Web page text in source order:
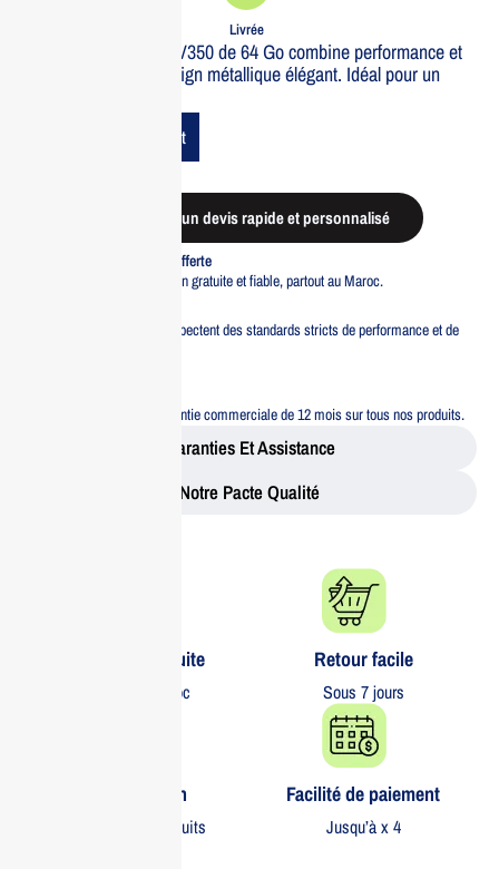
Livrée
Le clé USB ADATA UV350 de 64 Go combine performance et
durabilité dans un design métallique élégant. Idéal pour un
Add To Cart
Demander un devis rapide et personnalisé
Livraison standard offerte
Profitez d’une livraison gratuite et fiable, partout au Maroc.
Tous nos produits respectent des standards stricts de performance et de
Bénéficiez d’une garantie commerciale de 12 mois sur tous nos produits.
Garanties Et Assistance
Notre Pacte Qualité
Livraison gratuite​
partout au Maroc
Retour facile​
Sous 7 jours
Garantie 1 an
Sur tous nos produits
Facilité de paiement
Jusqu’à x 4